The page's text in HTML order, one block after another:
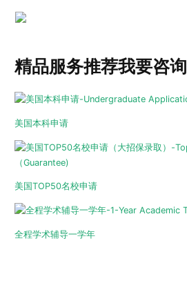
精品服务推荐我要咨询
美国本科申请
美国TOP50名校申请
全程学术辅导一学年